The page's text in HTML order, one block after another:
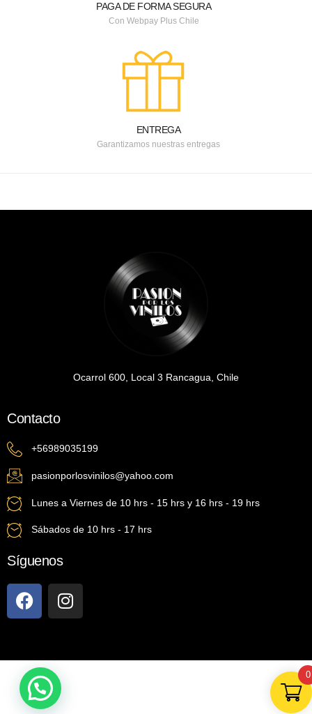
PAGA DE FORMA SEGURA
Con Webpay Plus Chile
ENTREGA
Garantizamos nuestras entregas
Ocarrol 600, Local 3 Rancagua, Chile
Contacto
+56989035199
pasionporlosvinilos@yahoo.com
Lunes a Viernes de 10 hrs - 15 hrs y 16 hrs - 19 hrs
Sábados de 10 hrs - 17 hrs
Síguenos
0